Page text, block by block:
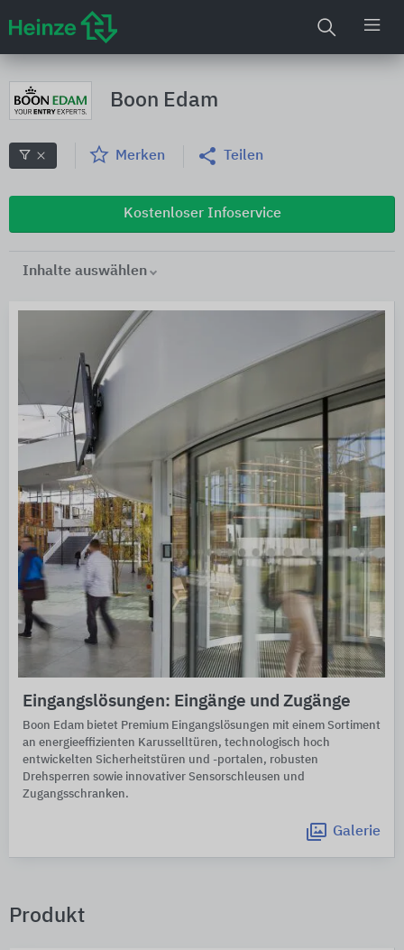
Boon Edam
Merken Teilen
Kostenloser Infoservice
Inhalte auswählen
Eingangslösungen: Eingänge und Zugänge
Boon Edam bietet Premium Eingangslösungen mit einem Sortiment
an energieeffizienten Karusselltüren, technologisch hoch
entwickelten Sicherheitstüren und -portalen, robusten
Drehsperren sowie innovativer Sensorschleusen und
Zugangsschranken.
Galerie
Produkt